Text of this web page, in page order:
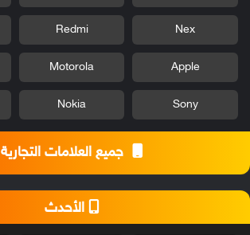
Nex
Redmi
Apple
Motorola
Sony
Nokia
جميع العلامات التجارية
الأحدث